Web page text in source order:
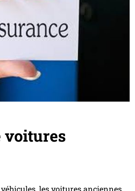
voitures
les voitures anciennes